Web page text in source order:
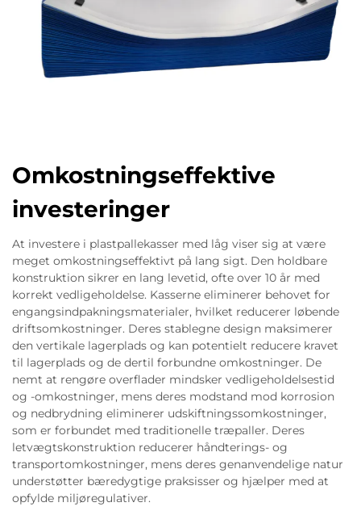
Omkostningseffektive
investeringer
At investere i plastpallekasser med låg viser sig at være
meget omkostningseffektivt på lang sigt. Den holdbare
konstruktion sikrer en lang levetid, ofte over 10 år med
korrekt vedligeholdelse. Kasserne eliminerer behovet for
engangsindpakningsmaterialer, hvilket reducerer løbende
driftsomkostninger. Deres stablegne design maksimerer
den vertikale lagerplads og kan potentielt reducere kravet
til lagerplads og de dertil forbundne omkostninger. De
nemt at rengøre overflader mindsker vedligeholdelsestid
og -omkostninger, mens deres modstand mod korrosion
og nedbrydning eliminerer udskiftningssomkostninger,
som er forbundet med traditionelle træpaller. Deres
letvægtskonstruktion reducerer håndterings- og
transportomkostninger, mens deres genanvendelige natur
understøtter bæredygtige praksisser og hjælper med at
opfylde miljøregulativer.